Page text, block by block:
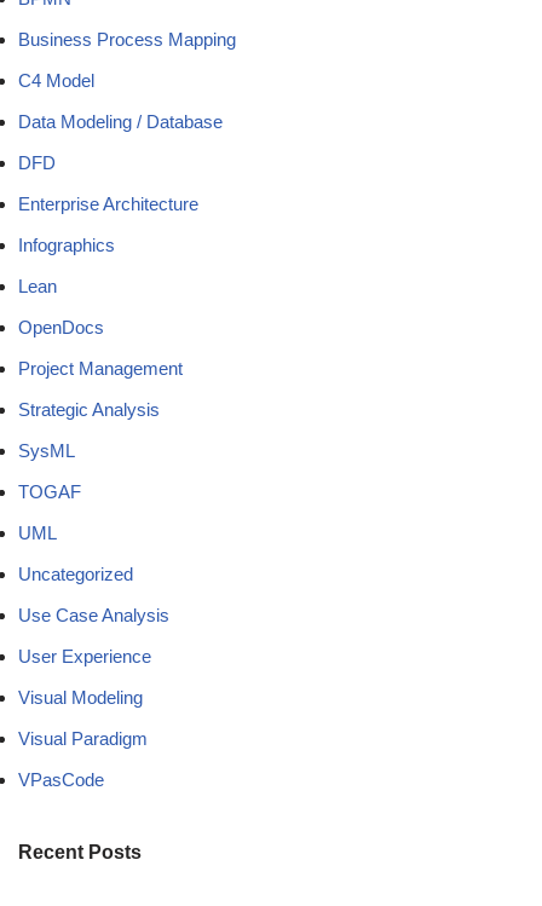
Business Process Mapping
C4 Model
Data Modeling / Database
DFD
Enterprise Architecture
Infographics
Lean
OpenDocs
Project Management
Strategic Analysis
SysML
TOGAF
UML
Uncategorized
Use Case Analysis
User Experience
Visual Modeling
Visual Paradigm
VPasCode
Recent Posts